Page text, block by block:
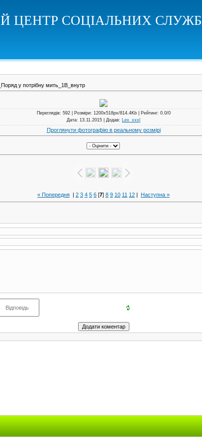
ЦЕНТР СОЦІАЛЬНИХ СЛУЖБ
у потрібну мить_1B_внутр
Переглядів: 592 | Розміри: 1200x518px/814.4Kb | Рейтинг: 0.0/0
Дата: 13.11.2015 | Додав: Lex_xxxl
Проглянути фотографію в реальному розмірі
« Попередня | 2 3 4 5 6 [7] 8 9 10 11 12 | Наступна »